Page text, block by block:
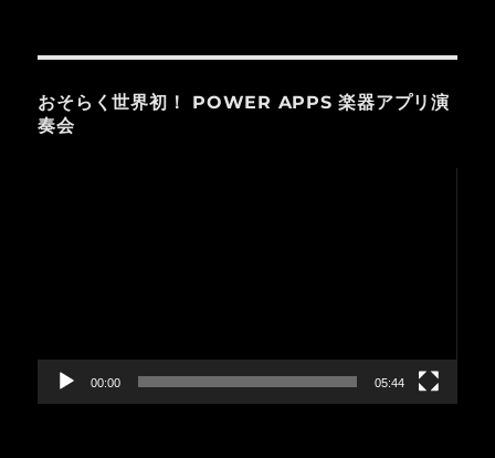
おそらく世界初！ POWER APPS 楽器アプリ演
奏会
ー
00:00 05:44